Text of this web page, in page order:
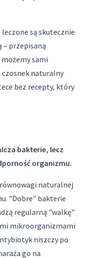
są skutecznie
przepisaną
sami
czosnek naturalny
bez recepty, który
bakterie, lecz
organizmu.
naturalnej
"Dobre" bakterie
regularną "walkę"
mikroorganizmami
niszczy po
go na